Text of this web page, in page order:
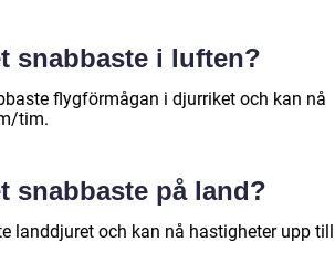
snabbaste i luften?
flygförmågan i djurriket och kan nå
tim.
snabbaste på land?
landdjuret och kan nå hastigheter upp